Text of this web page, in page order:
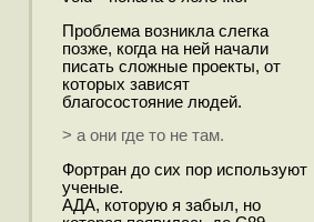
Проблема возникла слегка
позже, когда на ней начали
писать сложные проекты, от
которых зависят
благосостояние людей.
> а они где то не там.
Фортран до сих пор используют
ученые.
АДА, которую я забыл, но